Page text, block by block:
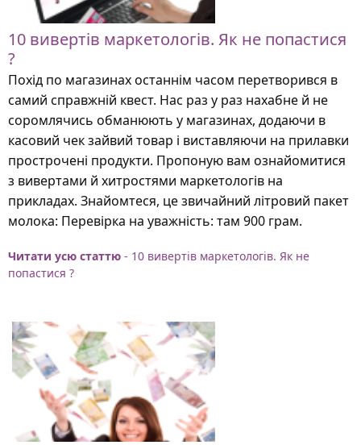
10 вивертів маркетологів. Як не попастися
?
Похід по магазинах останнім часом перетворився в
самий справжній квест. Нас раз у раз нахабне й не
соромлячись обманюють у магазинах, додаючи в
касовий чек зайвий товар і виставляючи на прилавки
прострочені продукти. Пропоную вам ознайомитися
з вивертами й хитростями маркетологів на
прикладах. Знайомтеся, це звичайний літровий пакет
молока: Перевірка на уважність: там 900 грам.
Читати усю статтю - 10 вивертів маркетологів. Як не
попастися ?